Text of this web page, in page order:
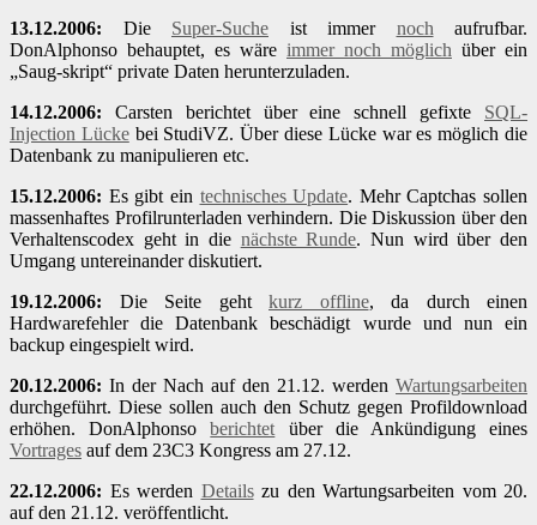
13.12.2006: Die Super-Suche ist immer noch aufrufbar.
DonAlphonso behauptet, es wäre immer noch möglich über ein
„Saug-skript“ private Daten herunterzuladen.
14.12.2006: Carsten berichtet über eine schnell gefixte SQL-
Injection Lückebei StudiVZ. Über diese Lücke war es möglich die
Datenbank zu manipulieren etc.
15.12.2006: Es gibt ein technisches Update. Mehr Captchas sollen
massenhaftes Profilrunterladen verhindern. Die Diskussion über den
Verhaltenscodex geht in die nächste Runde. Nun wird über den
Umgang untereinander diskutiert.
19.12.2006: Die Seite geht kurz offline, da durch einen
Hardwarefehler die Datenbank beschädigt wurde und nun ein
backup eingespielt wird.
20.12.2006: In der Nach auf den 21.12. werden Wartungsarbeiten
durchgeführt. Diese sollen auch den Schutz gegen Profildownload
erhöhen. DonAlphonsoberichtet über die Ankündigung eines
Vortrages auf dem 23C3 Kongress am 27.12.
22.12.2006: Es werden Detailszu den Wartungsarbeiten vom 20.
auf den 21.12. veröffentlicht.